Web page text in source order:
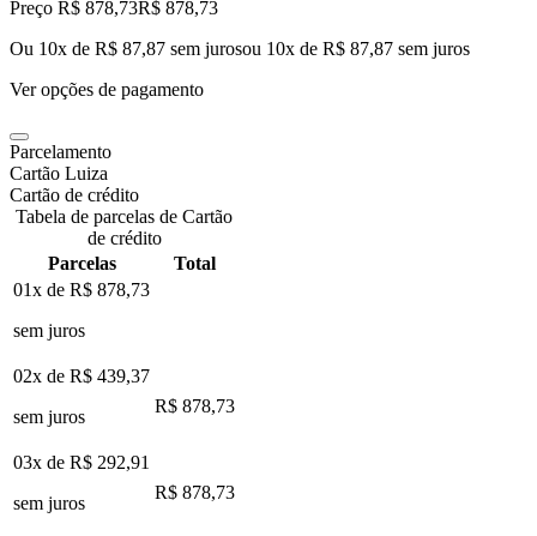
Preço R$ 878,73R$ 878,73
Ou 10x de R$ 87,87 sem jurosou 10x de R$ 87,87 sem juros
Ver opções de pagamento
Parcelamento
Cartão Luiza
Cartão de crédito
Tabela de parcelas de Cartão
de crédito
Parcelas
Total
01x de R$ 878,73
sem juros
02x de R$ 439,37
sem juros
R$ 878,73
03x de R$ 292,91
sem juros
R$ 878,73